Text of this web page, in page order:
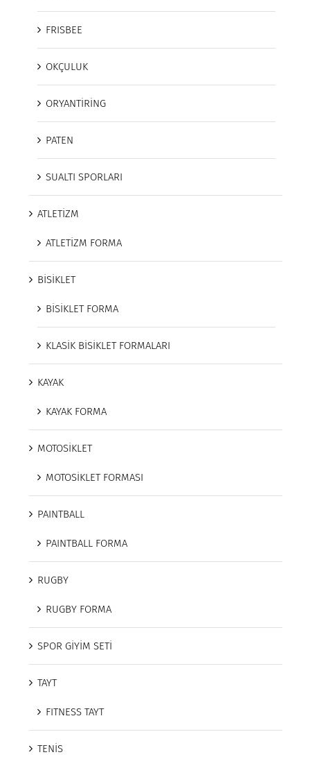
FRISBEE
OKÇULUK
ORYANTİRİNG
PATEN
SUALTI SPORLARI
ATLETİZM
ATLETİZM FORMA
BİSİKLET
BİSİKLET FORMA
KLASİK BİSİKLET FORMALARI
KAYAK
KAYAK FORMA
MOTOSİKLET
MOTOSİKLET FORMASI
PAINTBALL
PAINTBALL FORMA
RUGBY
RUGBY FORMA
SPOR GİYİM SETİ
TAYT
FITNESS TAYT
TENİS